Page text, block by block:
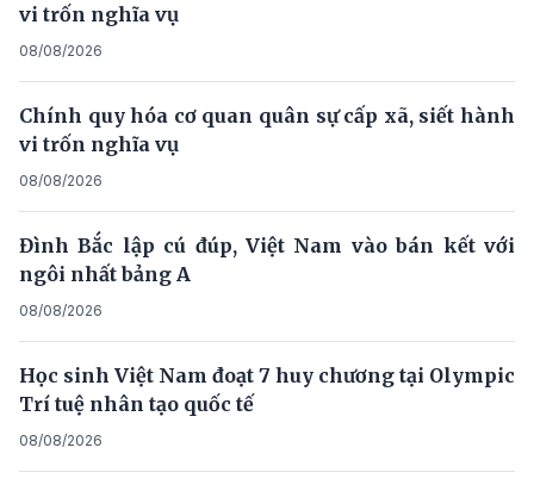
vi trốn nghĩa vụ
08/08/2026
Chính quy hóa cơ quan quân sự cấp xã, siết hành
vi trốn nghĩa vụ
08/08/2026
Đình Bắc lập cú đúp, Việt Nam vào bán kết với
ngôi nhất bảng A
08/08/2026
Học sinh Việt Nam đoạt 7 huy chương tại Olympic
Trí tuệ nhân tạo quốc tế
08/08/2026